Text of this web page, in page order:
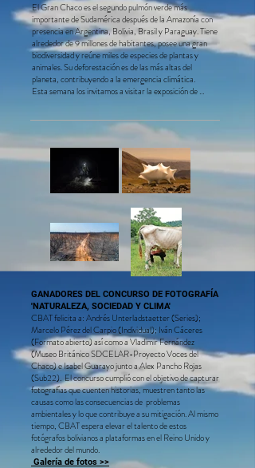
El Gran Chaco es el segundo pulmón verde más
importante de Sudamérica después de la Amazonía con
presencia en Argentina, Bolivia, Brasil y Paraguay. Tiene
alrededor de 9 millones de habitantes, posee una gran
biodiversidad y reúne miles de especies de plantas y
animales. Su deforestación es de las más altas del
planeta, contribuyendo a la emergencia climática.
Esta semana los invitamos a visitar la exposición de
La exhibición presenta una muestra de imágenes
específicas del Chaco boliviano postuladas bajo la
categoría “Voces del Chaco”, proyecto realizado en
especial colaboración con el Centro de Excelencia Santo
Domingo para la Investigación Latinoamericana
(SDCELAR por sus siglas en inglés) con sede en el
“NATURALEZA, SOCIEDAD Y CLIMA”,  organizado
por el Contemporary Bolivian Arts Trust (CBAT), la
Fundación Noel Kempff Mercado y Manzana Uno.
La muestra se encontrará en exhibición en el primer piso
de la Fundación Patiño en Santa Cruz, desde el 4 al 25
de mayo. Ingreso Libre. La inauguración es a las 19 hrs del
GANADORES DEL CONCURSO DE FOTOGRAFÍA
'NATURALEZA, SOCIEDAD Y CLIMA'
CBAT felicita a: Andrés Unterladstaetter (Series);
Marcelo Pérez del Carpio (Individual); Iván Cáceres
(Formato abierto) así como a Vladimir Fernández
(Museo Británico SDCELAR-Proyecto Voces del
Chaco) e Isabel Guarayo junto a Alex Pancho Rojas
(Sub22). El concurso cumplió con el objetivo de capturar
fotografías que cuenten historias, muestren tanto las
causas como las consecuencias de problemas
ambientales y lo que contribuye a su mitigación. Al mismo
tiempo, CBAT espera elevar el talento de estos
fotógrafos bolivianos a plataformas en el Reino Unido y
alrededor del mundo.
Galería de fotos >>